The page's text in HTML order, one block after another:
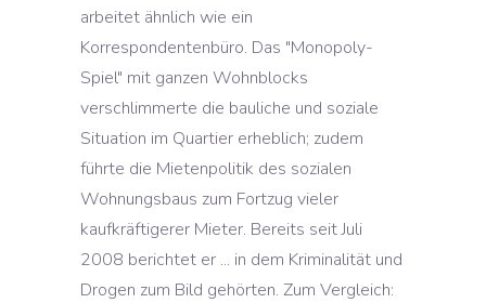
arbeitet ähnlich wie ein
Korrespondentenbüro. Das "Monopoly-
Spiel" mit ganzen Wohnblocks
verschlimmerte die bauliche und soziale
Situation im Quartier erheblich; zudem
führte die Mietenpolitik des sozialen
Wohnungsbaus zum Fortzug vieler
kaufkräftigerer Mieter. Bereits seit Juli
2008 berichtet er ... in dem Kriminalität und
Drogen zum Bild gehörten. Zum Vergleich: